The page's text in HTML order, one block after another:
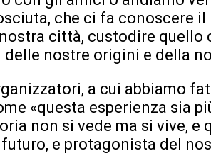
che ci fa conoscere
città, custodire quello
delle nostre origini e della
a cui abbiamo
«questa esperienza sia
non si vede ma si vive, e
e protagonista del